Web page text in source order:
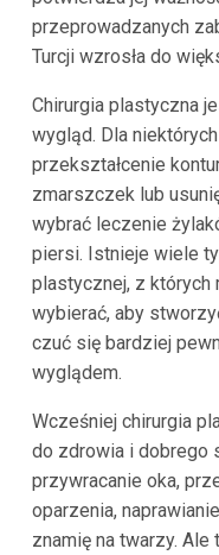
przeprowadzanych
Turcji wzrosła do
Chirurgia plastyczna
wygląd. Dla
przekształcenie
zmarszczek lub
wybrać leczenie
piersi. Istnieje wiele
plastycznej, z których
wybierać, aby
czuć się bardziej
wyglądem.
Wcześniej chirurgia
do zdrowia i dobrego
przywracanie oka,
oparzenia,
znamię na twarzy.